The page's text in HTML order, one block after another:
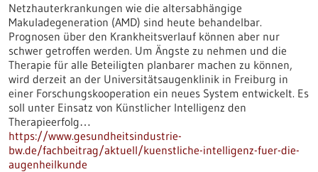
Netzhauterkrankungen wie die altersabhängige
Makuladegeneration (AMD) sind heute behandelbar.
Prognosen über den Krankheitsverlauf können aber nur
schwer getroffen werden. Um Ängste zu nehmen und die
Therapie für alle Beteiligten planbarer machen zu können,
wird derzeit an der Universitätsaugenklinik in Freiburg in
einer Forschungskooperation ein neues System entwickelt. Es
soll unter Einsatz von Künstlicher Intelligenz den
Therapieerfolg…
https://www.gesundheitsindustrie-
bw.de/fachbeitrag/aktuell/kuenstliche-intelligenz-fuer-die-
augenheilkunde